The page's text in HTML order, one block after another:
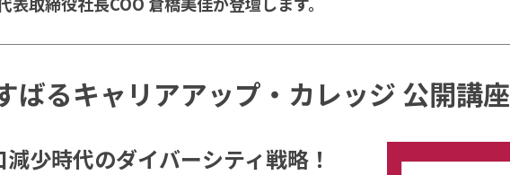
ばるキャリアアップ・カレッジ 公開講座
減少時代のダイバーシティ戦略！